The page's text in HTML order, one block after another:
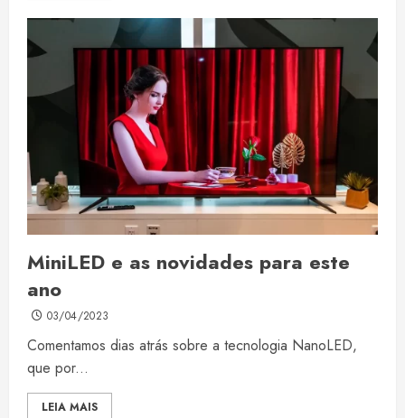
MiniLED e as novidades para este
ano
03/04/2023
Comentamos dias atrás sobre a tecnologia NanoLED,
que por...
LEIA MAIS